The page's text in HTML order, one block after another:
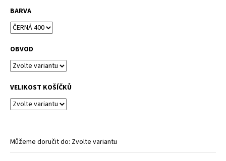
BARVA
OBVOD
VELIKOST KOŠÍČKŮ
Můžeme doručit do: Zvolte variantu
p
o
r
u
č
u
e
m
PODPRSENKA
S